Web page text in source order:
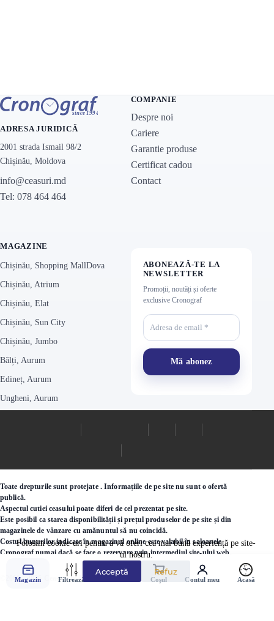
Folosim cookie-uri pentru a vă oferi cea mai bună experiență pe site-
ul nostru.
Acceptă Refuz
ADRESA JURIDICĂ
2001 strada Ismail 98/2
Chișinău, Moldova
info@ceasuri.md
Tel: 078 464 464
COMPANIE
Despre noi
Cariere
Garantie produse
Certificat cadou
Contact
MAGAZINE
Chișinău, Shopping MallDova
Chișinău, Atrium
Chișinău, Elat
Chișinău, Sun City
Chișinău, Jumbo
Bălți, Aurum
Edineț, Aurum
Ungheni, Aurum
ABONEAZĂ-TE LA
NEWSLETTER
Promoții, noutăți și oferte
exclusive Cronograf
Toate drepturile sunt protejate . Informațiile de pe site nu sunt o ofertă
publică.
Aspectul cutiei ceasului poate diferi de cel prezentat pe site.
Este posibil ca starea disponibilității și prețul produselor de pe site și din
magazinele de vânzare cu amănuntul să nu coincidă.
Costul bunurilor indicate în magazinul online este valabil în saloanele
Cronograf numai dacă se face o rezervare prin intermediul site-ului web.
©2000 - 2026 Ceasuri.md
Magazin Filtrează Coșul Contul meu Acasă